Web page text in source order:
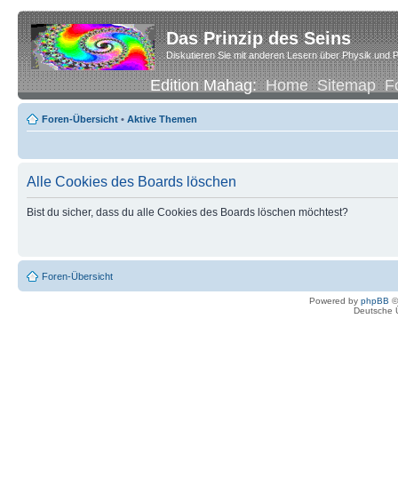
Das Prinzip des Seins
Diskutieren Sie mit anderen Lesern über Physik und
Edition Mahag:Home Sitemap
Foren-Übersicht • Aktive Themen
Alle Cookies des Boards löschen
Bist du sicher, dass du alle Cookies des Boards löschen möchtest?
Foren-Übersicht
Powered by phpBB
Deutsche